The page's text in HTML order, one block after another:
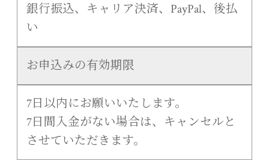
銀行振込、キャリア決済、PayPal、後払
い
お申込みの有効期限
7日以内にお願いいたします。
7日間入金がない場合は、キャンセルと
させていただきます。